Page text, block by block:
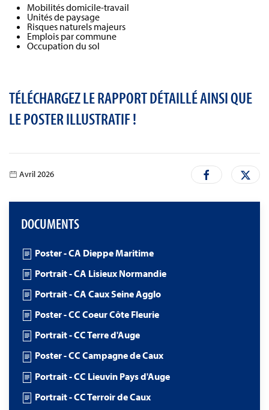
Mobilités domicile-travail
Unités de paysage
Risques naturels majeurs
Emplois par commune
Occupation du sol
TÉLÉCHARGEZ LE RAPPORT DÉTAILLÉ AINSI QUE
LE POSTER ILLUSTRATIF !
Avril 2026
DOCUMENTS
Poster - CA Dieppe Maritime
Portrait - CA Lisieux Normandie
Portrait - CA Caux Seine Agglo
Poster - CC Coeur Côte Fleurie
Portrait - CC Terre d'Auge
Poster - CC Campagne de Caux
Portrait - CC Lieuvin Pays d'Auge
Portrait - CC Terroir de Caux